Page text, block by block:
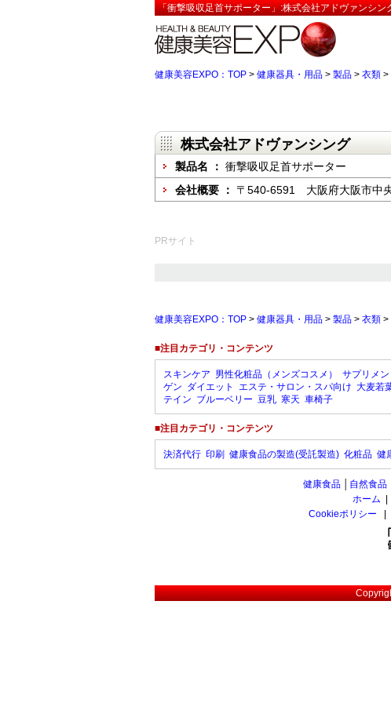
「衝撃吸収足首サポーター」:株式会社アドヴァンシン
健康美容EXPO：TOP > 健康器具・用品 > 製品 > 衣類 >
株式会社アドヴァンシング
製品名 ： 衝撃吸収足首サポーター
会社概要 ： 〒540-6591 大阪府大阪市中
PRサイト
健康美容EXPO：TOP > 健康器具・用品 > 製品 > 衣類 >
■注目カテゴリ・コンテンツ
スキンケア 男性化粧品（メンズコスメ） サプリメン
ゲン ダイエット エステ・サロン・スパ向け 大麦若
テイン ブルーベリー 豆乳 寒天 車椅子
■注目カテゴリ・コンテンツ
決済代行 印刷 健康食品の製造(受託製造) 化粧品 健
健康食品 自然食品
ホーム
Cookieポリシー